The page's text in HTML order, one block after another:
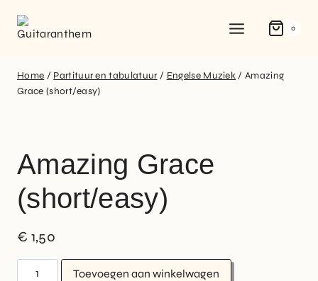
0
Home / Partituur en tabulatuur / Engelse Muziek / Amazing
Grace (short/easy)
Amazing Grace
(short/easy)
€ 1,50
Toevoegen aan winkelwagen